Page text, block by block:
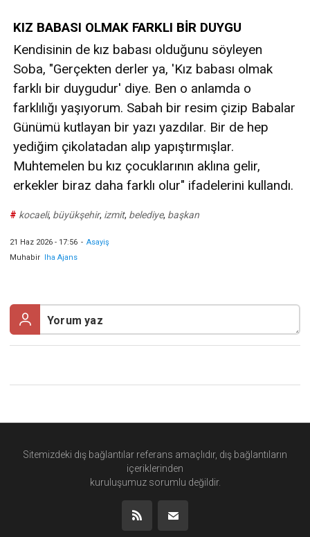
KIZ BABASI OLMAK FARKLI BİR DUYGU
Kendisinin de kız babası olduğunu söyleyen
Soba, "Gerçekten derler ya, 'Kız babası olmak
farklı bir duygudur' diye. Ben o anlamda o
farklılığı yaşıyorum. Sabah bir resim çizip Babalar
Günümü kutlayan bir yazı yazdılar. Bir de hep
yediğim çikolatadan alıp yapıştırmışlar.
Muhtemelen bu kız çocuklarının aklına gelir,
erkekler biraz daha farklı olur" ifadelerini kullandı.
# kocaeli, büyükşehir, izmit, belediye, başkan
21 Haz 2026 - 17:56 - Asayiş
Muhabir Iha Ajans
Sitemizdeki dış bağlantılar referans amaçlıdır, dış bağlantıların
içeriklerinden
kuruluşumuz sorumlu değildir.